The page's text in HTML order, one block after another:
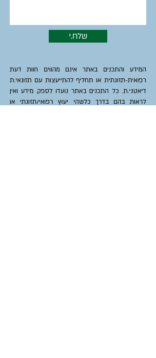
המידע והתכנים באתר אינם מהווים חוות דעת
רפואית-תזונתית או תחליף להתייעצות עם תזונאי.ת
דיאטני.ת. כל התכנים באתר נועדו לספק מידע ואין
לראות בהם בדרך כלשהי יעוץ רפואי/תזונתי או
שלח.י